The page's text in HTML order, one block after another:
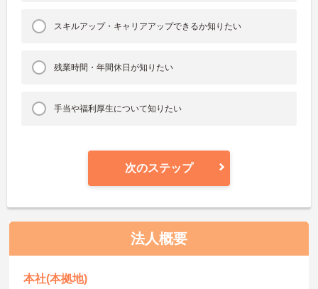
スキルアップ・キャリアアップできるか知りたい
残業時間・年間休日が知りたい
手当や福利厚生について知りたい
次のステップ
法人概要
本社(本拠地)